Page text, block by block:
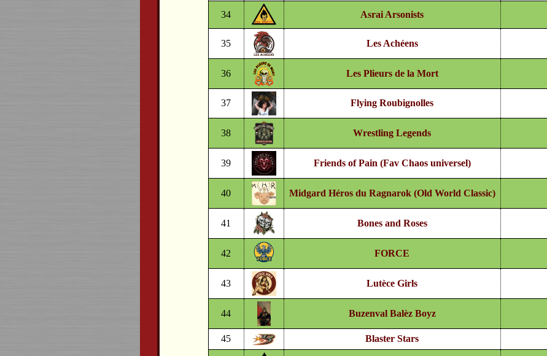
34 Asrai Arsonists
35 Les Achéens
36 Les Plieurs de la Mort
37 Flying Roubignolles
38 Wrestling Legends
39 Friends of Pain (Fav Chaos universel)
40 Midgard Héros du Ragnarok (Old World Classic)
41 Bones and Roses
42 FORCE
43 Lutèce Girls
44 Buzenval Balèz Boyz
45 Blaster Stars